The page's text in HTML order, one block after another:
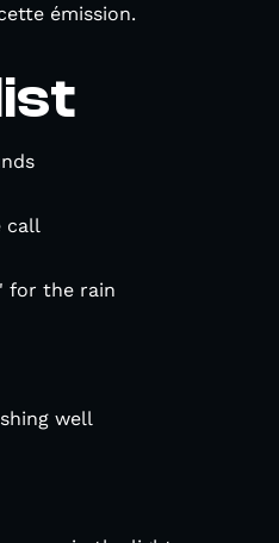
émission.
call
for the rain
well